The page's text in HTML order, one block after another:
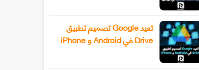
تعيد Google تصميم تطبيق
Drive في Android و iPhone